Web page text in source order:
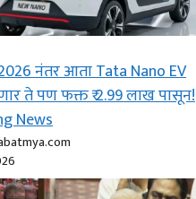
नंतर आता Tata Nano EV
ते पण फक्त ₹ 2.99 लाख पासून!
News